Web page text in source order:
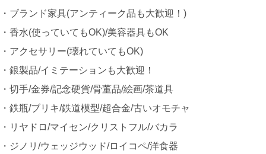
・ブランド家具(アンティーク品も大歓迎！)
・香水(使っていてもOK)/美容器具もOK
・アクセサリー(壊れていてもOK)
・銀製品/イミテーションも大歓迎！
・切手/金券/記念硬貨/骨董品/絵画/茶道具
・鉄瓶/ブリキ/鉄道模型/超合金/古いオモチャ
・リヤドロ/マイセン/クリストフル/バカラ
・ジノリ/ウェッジウッド/ロイコペ/洋食器